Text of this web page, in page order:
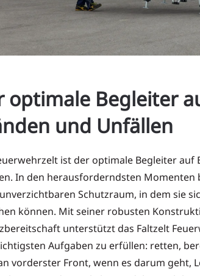
optimale Begleiter
und Unfällen
ist der optimale Begleiter auf
In den herausforderndsten Momenten
Schutzraum, in dem sie
können. Mit seiner robusten
unterstützt das Faltzelt
Aufgaben zu erfüllen: retten,
vorderster Front, wenn es darum geht,